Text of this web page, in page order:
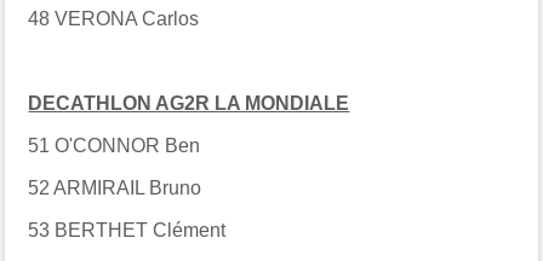
48 VERONA Carlos
DECATHLON AG2R LA MONDIALE
51 O'CONNOR Ben
52 ARMIRAIL Bruno
53 BERTHET Clément